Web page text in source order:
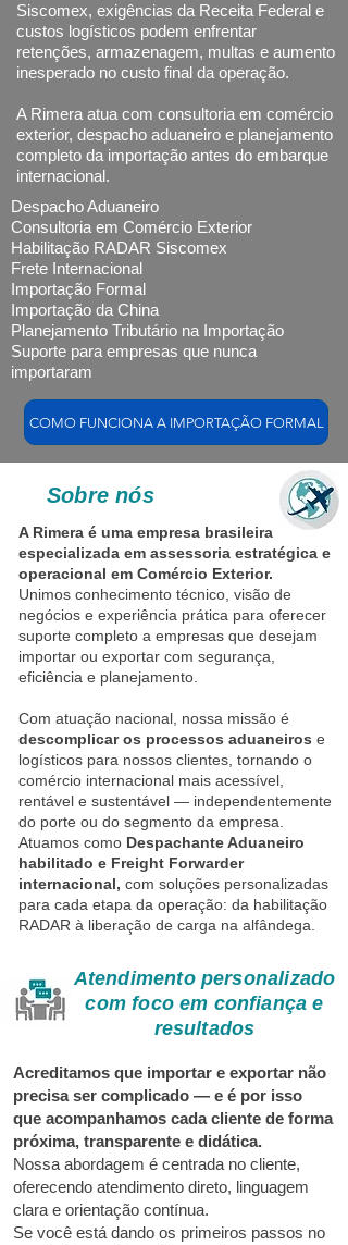
Siscomex, exigências da Receita Federal e
custos logísticos podem enfrentar
retenções, armazenagem, multas e aumento
inesperado no custo final da operação.
A Rimera atua com consultoria em comércio
exterior, despacho aduaneiro e planejamento
completo da importação antes do embarque
internacional.
Despacho Aduaneiro
Consultoria em Comércio Exterior
Habilitação RADAR Siscomex
Frete Internacional
Importação Formal
Importação da China
Planejamento Tributário na Importação
​Suporte para empresas que nunca
importaram
COMO FUNCIONA A IMPORTAÇÃO FORMAL
A Rimera é uma empresa brasileira
especializada em assessoria estratégica e
operacional em Comércio Exterior.
Unimos conhecimento técnico, visão de
negócios e experiência prática para oferecer
suporte completo a empresas que desejam
importar ou exportar com segurança,
eficiência e planejamento.
Com atuação nacional, nossa missão é
descomplicar os processos aduaneiros e
logísticos para nossos clientes, tornando o
comércio internacional mais acessível,
rentável e sustentável — independentemente
do porte ou do segmento da empresa.
Atuamos como Despachante Aduaneiro
habilitado e Freight Forwarder
internacional, com soluções personalizadas
para cada etapa da operação: da habilitação
RADAR à liberação de carga na alfândega.
Sobre nós
Atendimento personalizado
com foco em confiança e
resultados
Acreditamos que importar e exportar não
precisa ser complicado — e é por isso
que acompanhamos cada cliente de forma
próxima, transparente e didática.
Nossa abordagem é centrada no cliente,
oferecendo atendimento direto, linguagem
clara e orientação contínua.
Se você está dando os primeiros passos no